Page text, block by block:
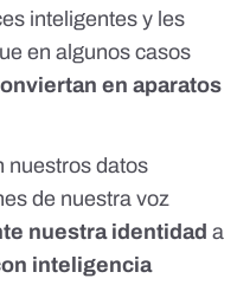
inteligentes y les
en algunos casos
en aparatos
nuestros datos
de nuestra voz
nuestra identidad a
inteligencia